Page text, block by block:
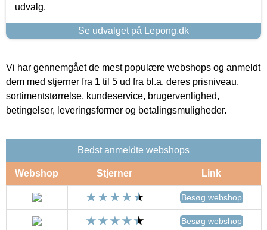
udvalg.
Se udvalget på Lepong.dk
Vi har gennemgået de mest populære webshops og anmeldt
dem med stjerner fra 1 til 5 ud fra bl.a. deres prisniveau,
sortimentstørrelse, kundeservice, brugervenlighed,
betingelser, leveringsformer og betalingsmuligheder.
Bedst anmeldte webshops
Webshop Stjerner Link
Besøg webshop
Besøg webshop